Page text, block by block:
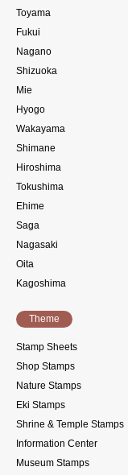
Toyama
Fukui
Nagano
Shizuoka
Mie
Hyogo
Wakayama
Shimane
Hiroshima
Tokushima
Ehime
Saga
Nagasaki
Oita
Kagoshima
Theme
Stamp Sheets
Shop Stamps
Nature Stamps
Eki Stamps
Shrine & Temple Stamps
Information Center
Museum Stamps